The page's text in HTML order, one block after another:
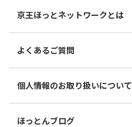
京王ほっとネットワークとは
よくあるご質問
個人情報のお取り扱いについて
ほっとんブログ